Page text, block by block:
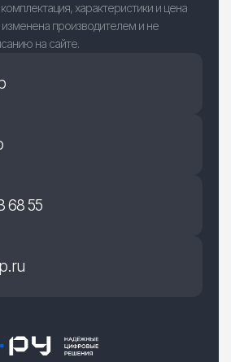
характеристики и цена
производителем и не
на сайте.
68 55